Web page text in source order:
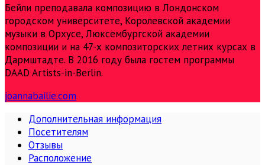
Бейли преподавала композицию в Лондонском
городском университете, Королевской академии
музыки в Орхусе, Люксембургской академии
композиции и на 47-х композиторских летних курсах в
Дармштадте. В 2016 году была гостем программы
DAAD Artists-in-Berlin.
joannabailie.com
Дополнительная информация
Посетителям
Отзывы
Расположение